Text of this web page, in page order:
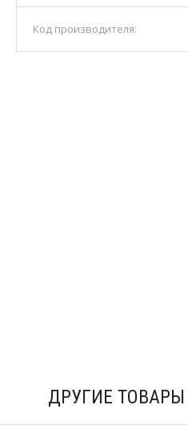
Код производителя:
ДРУГИЕ